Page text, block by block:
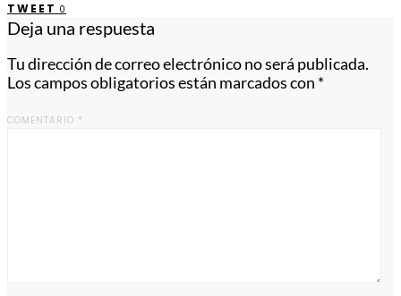
TWEET 0
Deja una respuesta
Tu dirección de correo electrónico no será publicada.
Los campos obligatorios están marcados con *
COMENTARIO *